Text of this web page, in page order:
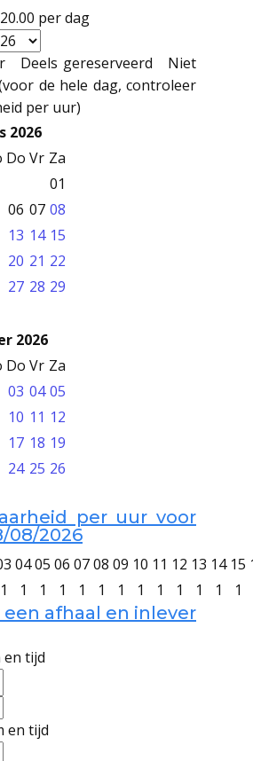
per dag
Deels gereserveerd
Niet
de hele dag, controleer
per uur)
2026
Do Vr Za
01
06 07 08
13 14 15
20 21 22
27 28 29
2026
Do Vr Za
03 04 05
10 11 12
17 18 19
24 25 26
per uur voor
08/2026
0405 06 0708 09 10 11 12 13 14 15
1 1 1 1 1 1 1 1 1 1 1 1 1
afhaal en inlever
en tijd
en tijd